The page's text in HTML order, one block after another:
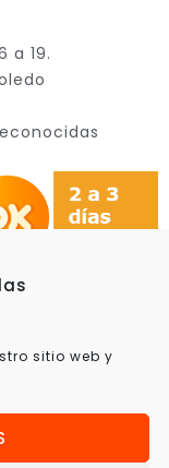
sitio web y
a 19.
Ciencia y